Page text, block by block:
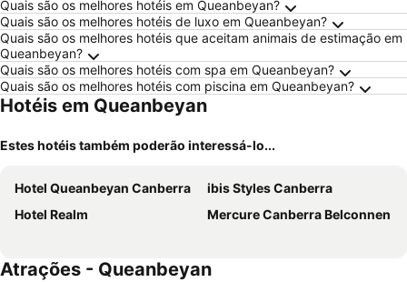
Quais são os melhores hotéis em Queanbeyan?
Quais são os melhores hotéis de luxo em Queanbeyan?
Quais são os melhores hotéis que aceitam animais de estimação em
Queanbeyan?
Quais são os melhores hotéis com spa em Queanbeyan?
Quais são os melhores hotéis com piscina em Queanbeyan?
Hotéis em Queanbeyan
Estes hotéis também poderão interessá-lo...
Hotel Queanbeyan Canberra
ibis Styles Canberra
Hotel Realm
Mercure Canberra Belconnen
Atrações - Queanbeyan